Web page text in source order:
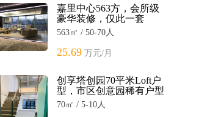
嘉里中心563方，会所级
豪华装修，仅此一套
563㎡ / 50-70人
25.69 万元/月
创享塔创园70平米Loft户
型，市区创意园稀有户型
70㎡ / 5-10人